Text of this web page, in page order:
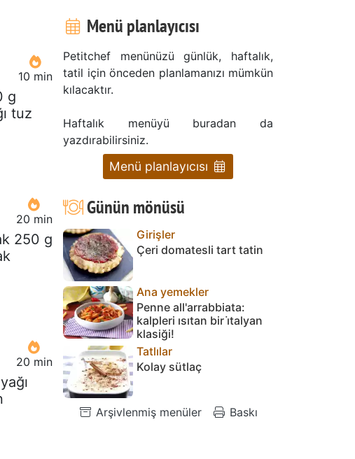
10 min
g
tuz
20 min
250 g
20 min
Menü planlayıcısı
Petitchef menünüzü günlük, haftalık,
tatil için önceden planlamanızı mümkün
kılacaktır.
Haftalık menüyü buradan da
yazdırabilirsiniz.
Menü planlayıcısı
Günün mönüsü
Girişler
Çeri domatesli tart tatin
Ana yemekler
Penne all'arrabbiata:
kalpleri ısıtan bir i̇talyan
klasiği!
Tatlılar
Kolay sütlaç
Arşivlenmiş menüler Baskı